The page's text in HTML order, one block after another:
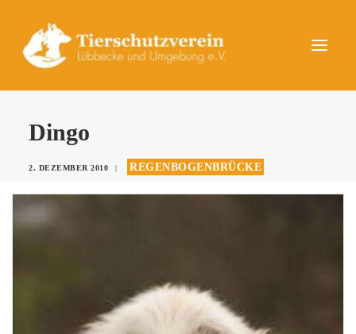
UNSERE TIERE
HELFEN
KONTAKT
Dingo
2. DEZEMBER 2010 | REGENBOGENBRÜCKE